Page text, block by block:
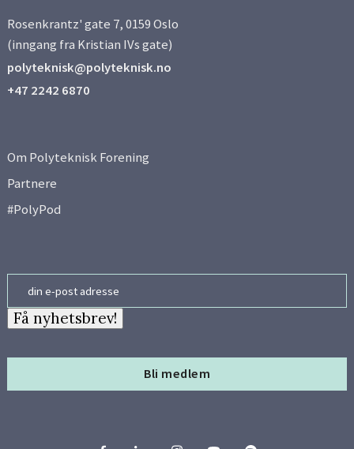
Rosenkrantz' gate 7, 0159 Oslo
(inngang fra Kristian IVs gate)
polyteknisk@polyteknisk.no
+47 2242 6870
Om Polyteknisk Forening
Partnere
#PolyPod
Bli medlem
Få nyhetsbrev!